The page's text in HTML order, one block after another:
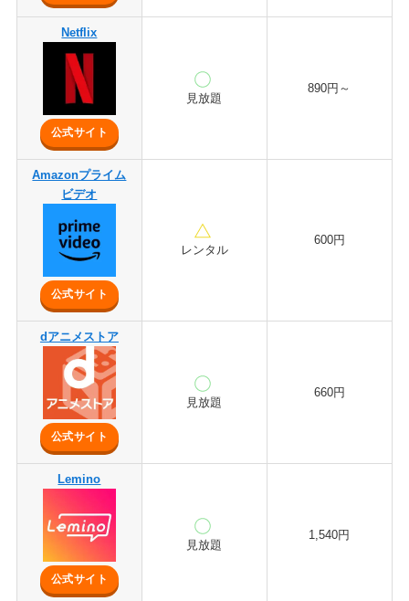
Netflix
公式サイト
見放題
890円～
Amazonプライム
ビデオ
公式サイト
レンタル
600円
dアニメストア
公式サイト
見放題
660円
Lemino
公式サイト
見放題
1,540円